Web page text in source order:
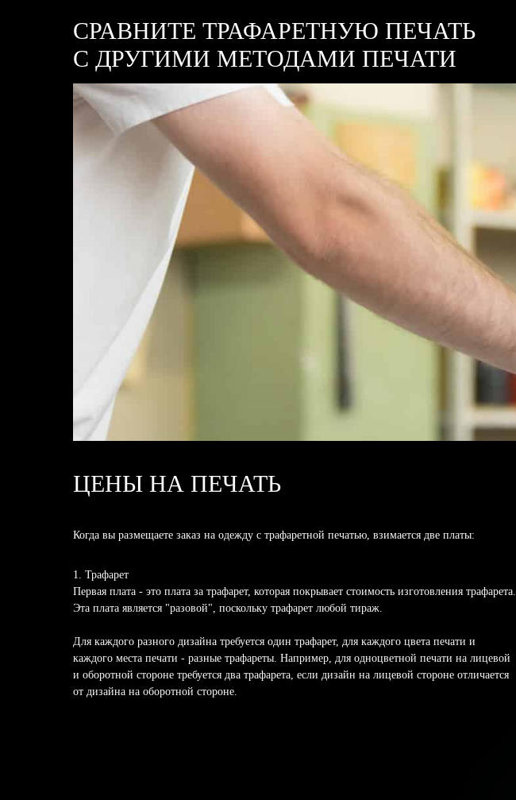
СРАВНИТЕ ТРАФАРЕТНУЮ ПЕЧАТЬ
С ДРУГИМИ МЕТОДАМИ ПЕЧАТИ
ЦЕНЫ НА ПЕЧАТЬ
Когда вы размещаете заказ на одежду с трафаретной печатью, взимается две платы:
1. Трафарет
Первая плата - это плата за трафарет, которая покрывает стоимость изготовления трафарета.
Эта плата является "разовой", поскольку трафарет любой тираж.
Для каждого разного дизайна требуется один трафарет, для каждого цвета печати и
каждого места печати - разные трафареты. Например, для одноцветной печати на лицевой
и оборотной стороне требуется два трафарета, если дизайн на лицевой стороне отличается
от дизайна на оборотной стороне.